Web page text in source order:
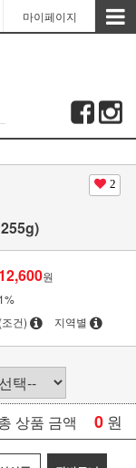
마이페이지
2
12,600원
1%
(조건) 지역별
상품 금액 0 원